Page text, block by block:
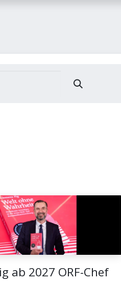
ab 2027 ORF-Chef